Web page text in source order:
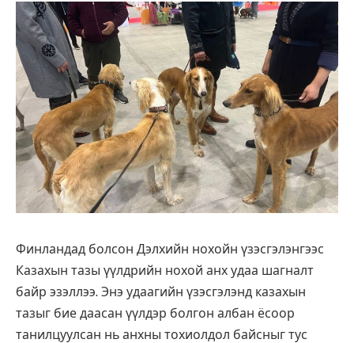
Финландад болсон Дэлхийн нохойн үзэсгэлэнгээс
Казахын тазы үүлдрийн нохой анх удаа шагналт
байр эзэллээ. Энэ удаагийн үзэсгэлэнд казахын
тазыг бие даасан үүлдэр болгон албан ёсоор
танилцуулсан нь анхны тохиолдол байсныг тус